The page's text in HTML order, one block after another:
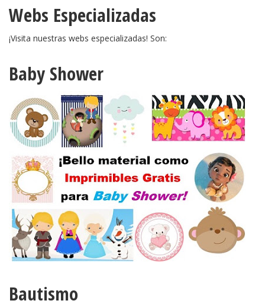
Webs Especializadas
¡Visita nuestras webs especializadas! Son:
Baby Shower
Bautismo